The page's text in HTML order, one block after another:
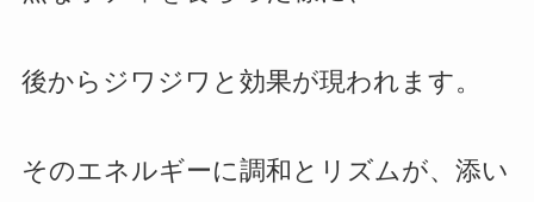
後からジワジワと効果が現われます。
そのエネルギーに調和とリズムが、添い